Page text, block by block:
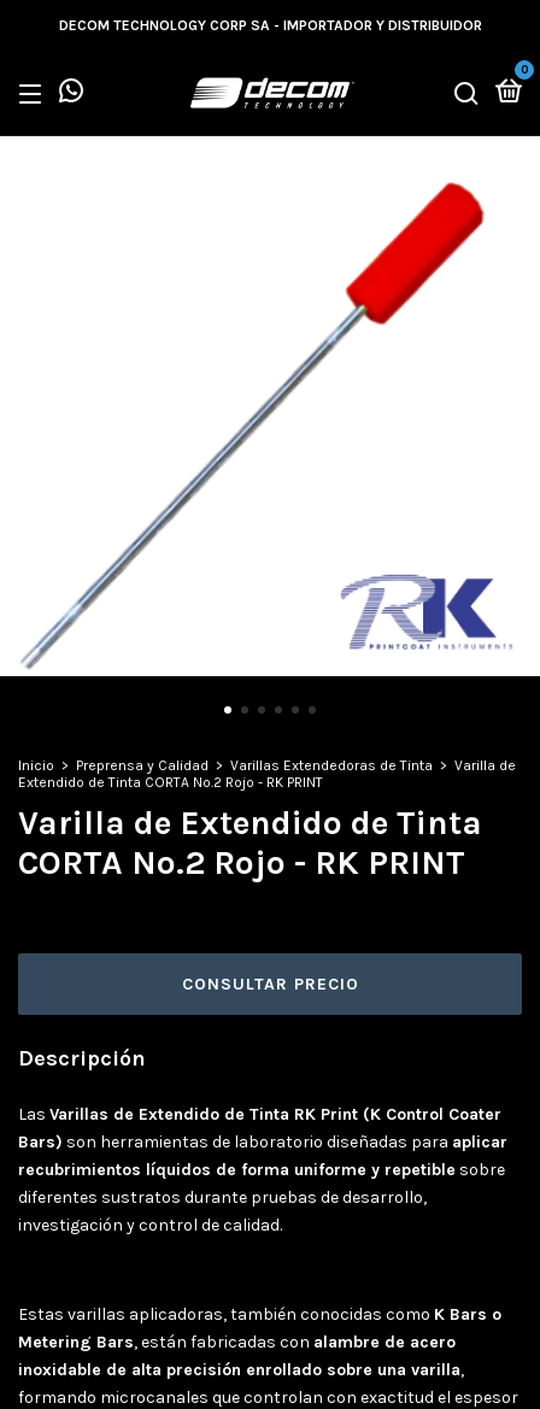
DECOM TECHNOLOGY CORP SA - IMPORTADOR Y DISTRIBUIDOR
0
Inicio > Preprensa y Calidad > Varillas Extendedoras de Tinta > Varilla de
Extendido de Tinta CORTA No.2 Rojo - RK PRINT
Varilla de Extendido de Tinta
CORTA No.2 Rojo - RK PRINT
Descripción
Las Varillas de Extendido de Tinta RK Print (K Control Coater
Bars) son herramientas de laboratorio diseñadas para aplicar
recubrimientos líquidos de forma uniforme y repetible sobre
diferentes sustratos durante pruebas de desarrollo,
investigación y control de calidad.
Estas varillas aplicadoras, también conocidas como K Bars o
Metering Bars, están fabricadas con alambre de acero
inoxidable de alta precisión enrollado sobre una varilla,
formando microcanales que controlan con exactitud el espesor